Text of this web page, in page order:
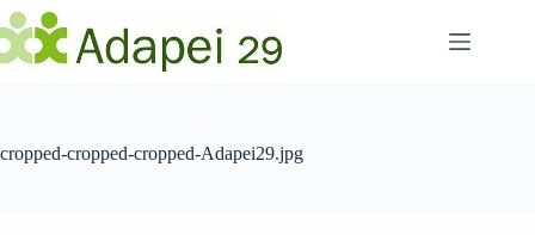
Passer
au
contenu
cropped-cropped-cropped-Adapei29.jpg